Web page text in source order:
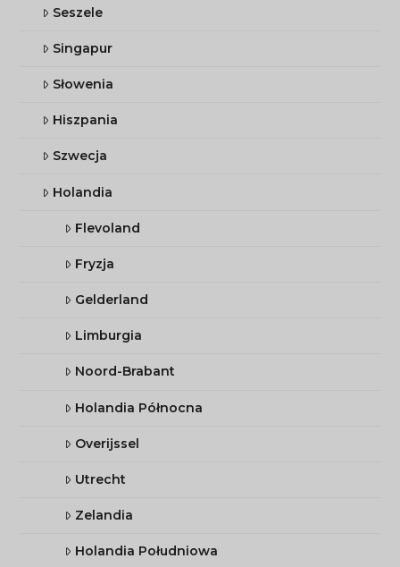
Seszele
Singapur
Słowenia
Hiszpania
Szwecja
Holandia
Flevoland
Fryzja
Gelderland
Limburgia
Noord-Brabant
Holandia Północna
Overijssel
Utrecht
Zelandia
Holandia Południowa